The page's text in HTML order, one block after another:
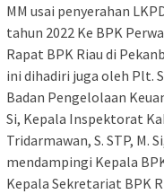
MM usai penyerahan
tahun 2022 Ke BPK
Rapat BPK Riau di
ini dihadiri juga oleh Plt.
Badan Pengelolaan
Si, Kepala Inspektorat
Tridarmawan, S. STP, M.
mendampingi Kepala
Kepala Sekretariat BPK